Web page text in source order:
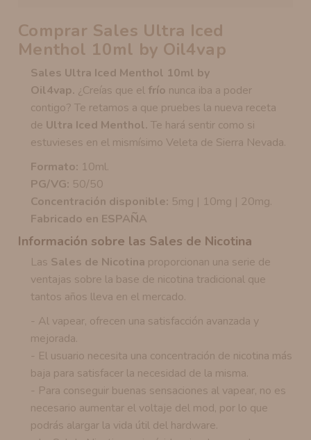
Comprar Sales Ultra Iced
Menthol 10ml by Oil4vap
Sales Ultra Iced Menthol 10ml by
Oil4vap. ¿Creías que el frío nunca iba a poder
contigo? Te retamos a que pruebes la nueva receta
de Ultra Iced Menthol. Te hará sentir como si
estuvieses en el mismísimo Veleta de Sierra Nevada.
Formato: 10ml.
PG/VG: 50/50
Concentración disponible: 5mg | 10mg | 20mg.
Fabricado en ESPAÑA
Información sobre las Sales de Nicotina
Las Sales de Nicotina proporcionan una serie de
ventajas sobre la base de nicotina tradicional que
tantos años lleva en el mercado.
- Al vapear, ofrecen una satisfacción avanzada y
mejorada.
- El usuario necesita una concentración de nicotina más
baja para satisfacer la necesidad de la misma.
- Para conseguir buenas sensaciones al vapear, no es
necesario aumentar el voltaje del mod, por lo que
podrás alargar la vida útil del hardware.